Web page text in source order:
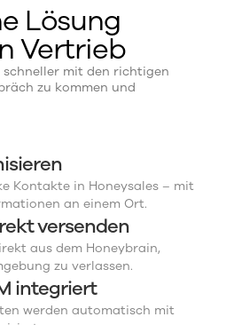
Lösung
Vertrieb
mit den richtigen
zu kommen und
Kontakte in Honeysales – mit
an einem Ort.
versenden
aus dem Honeybrain,
zu verlassen.
integriert
werden automatisch mit